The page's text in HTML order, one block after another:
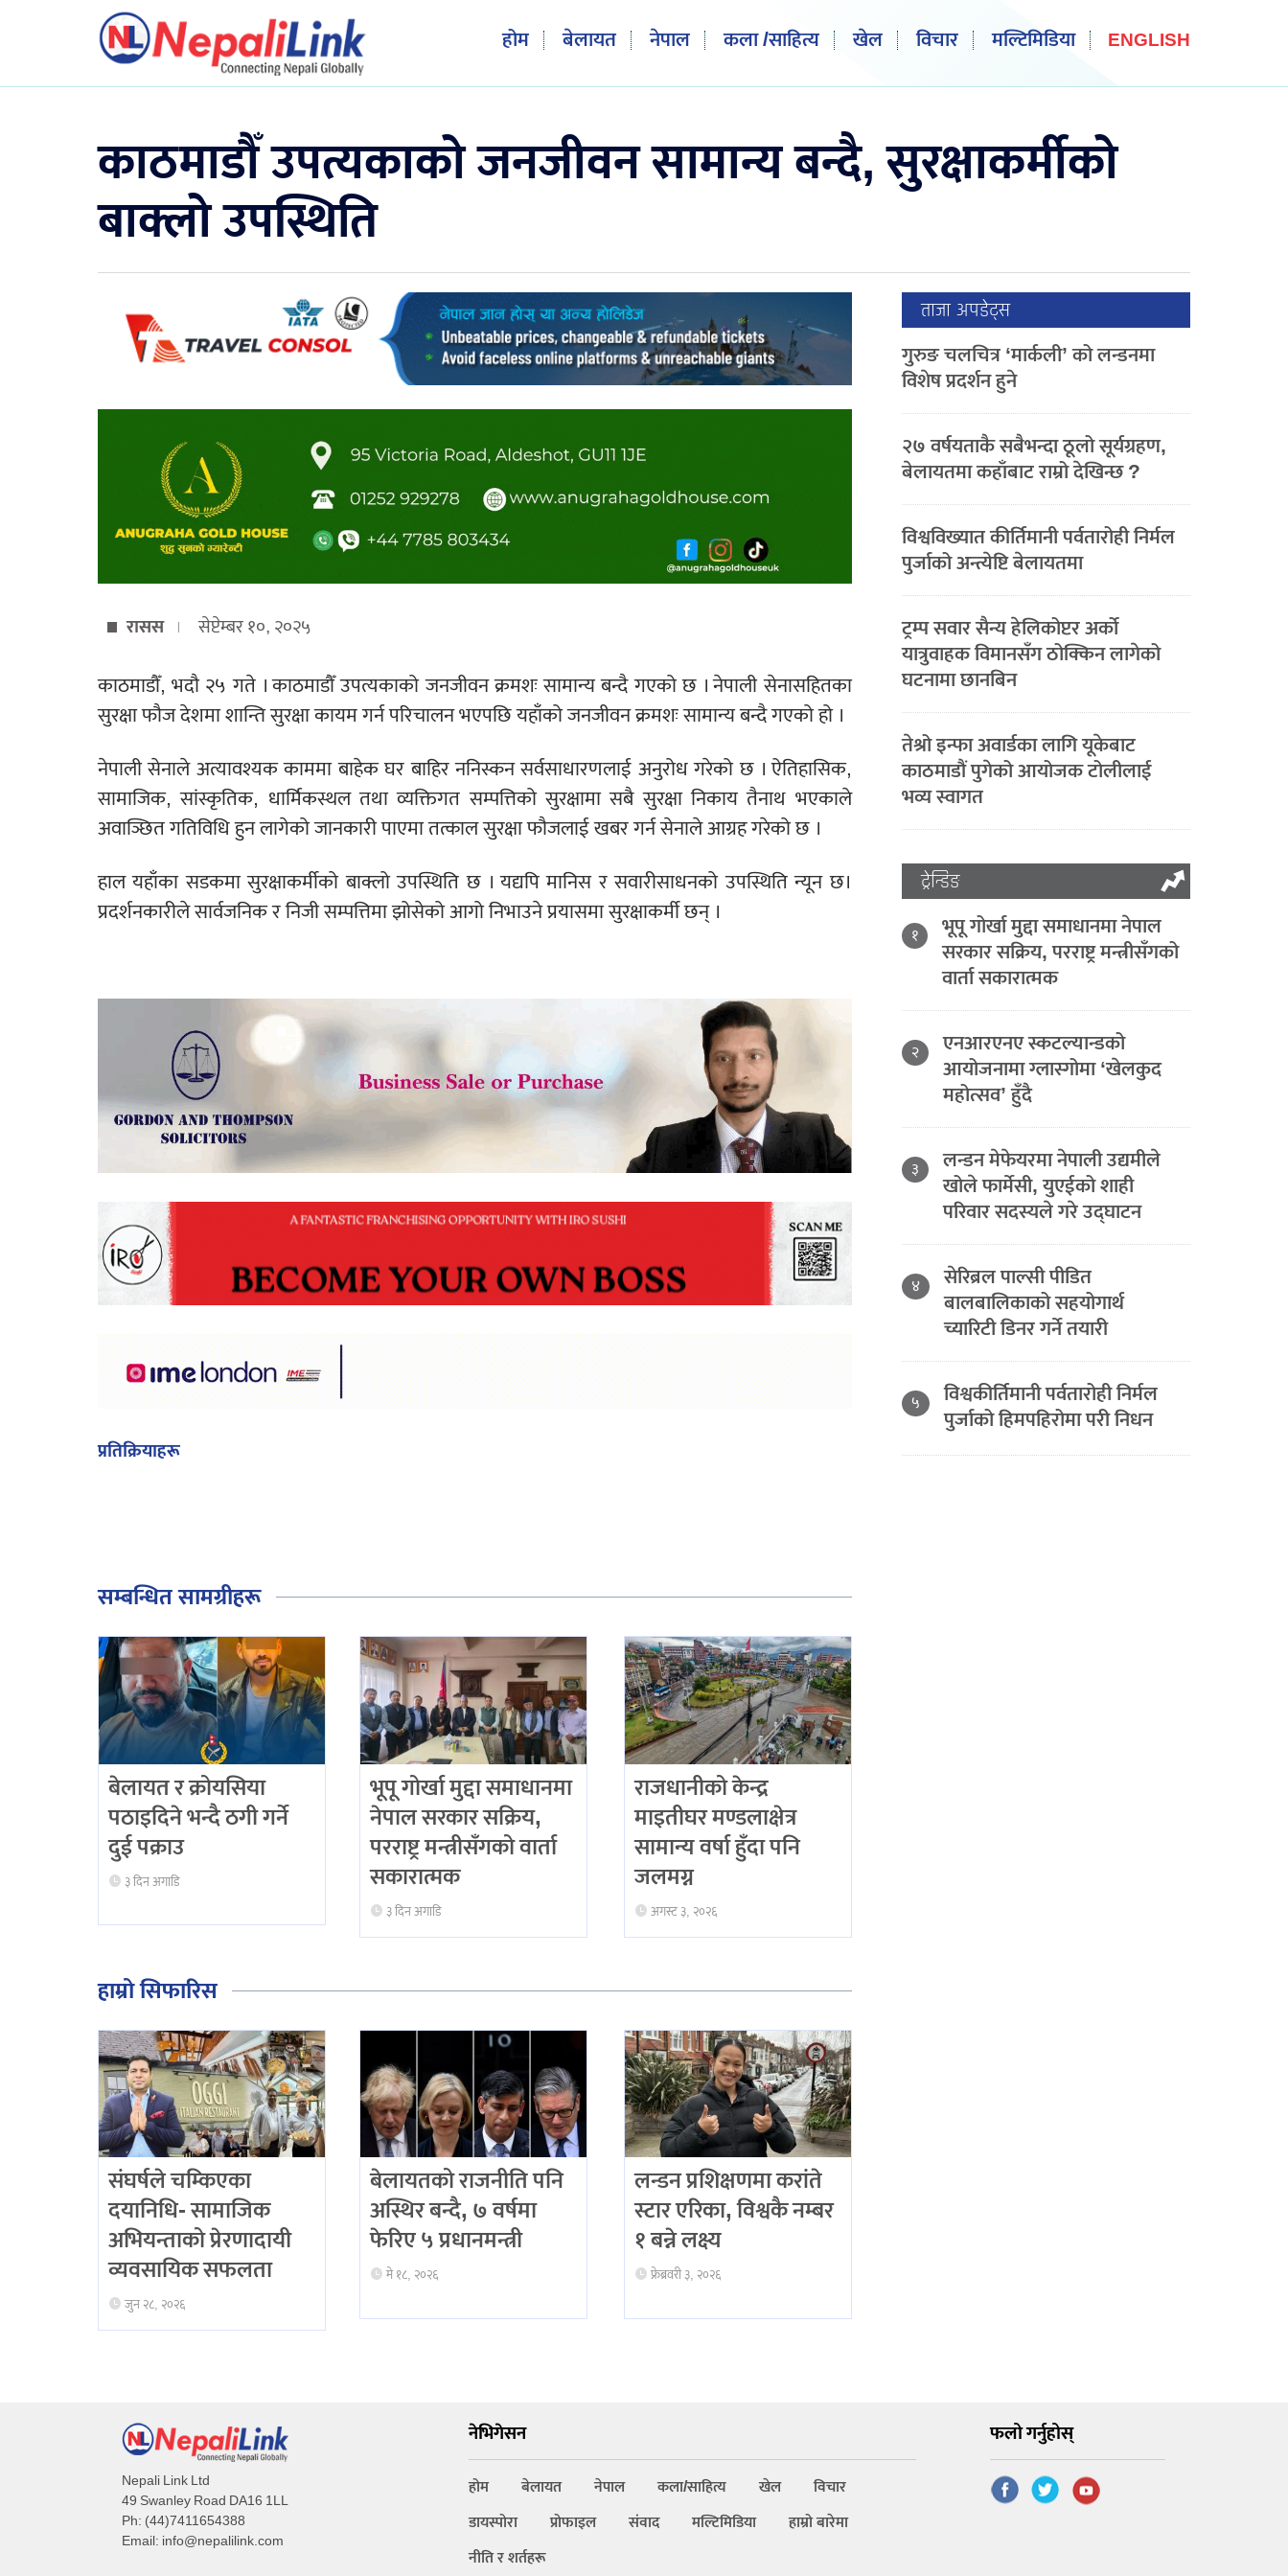
होम बेलायत नेपाल कला /साहित्य खेल विचार मल्टिमिडिया ENGLISH
काठमाडौँ उपत्यकाको जनजीवन सामान्य बन्दै, सुरक्षाकर्मीको
बाक्लो उपस्थिति
रासस सेप्टेम्बर १०, २०२५
काठमाडौँ, भदौ २५ गते । काठमाडौँ उपत्यकाको जनजीवन क्रमशः सामान्य बन्दै गएको छ । नेपाली सेनासहितका
सुरक्षा फौज देशमा शान्ति सुरक्षा कायम गर्न परिचालन भएपछि यहाँको जनजीवन क्रमशः सामान्य बन्दै गएको हो ।
नेपाली सेनाले अत्यावश्यक काममा बाहेक घर बाहिर ननिस्कन सर्वसाधारणलाई अनुरोध गरेको छ । ऐतिहासिक,
सामाजिक, सांस्कृतिक, धार्मिकस्थल तथा व्यक्तिगत सम्पत्तिको सुरक्षामा सबै सुरक्षा निकाय तैनाथ भएकाले
अवाञ्छित गतिविधि हुन लागेको जानकारी पाएमा तत्काल सुरक्षा फौजलाई खबर गर्न सेनाले आग्रह गरेको छ ।
हाल यहाँका सडकमा सुरक्षाकर्मीको बाक्लो उपस्थिति छ । यद्यपि मानिस र सवारीसाधनको उपस्थिति न्यून छ।
प्रदर्शनकारीले सार्वजनिक र निजी सम्पत्तिमा झोसेको आगो निभाउने प्रयासमा सुरक्षाकर्मी छन् ।
प्रतिक्रियाहरू
सम्बन्धित सामग्रीहरू
बेलायत र क्रोयसिया
पठाइदिने भन्दै ठगी गर्ने
दुई पक्राउ
३ दिन अगाडि
भूपू गोर्खा मुद्दा समाधानमा
नेपाल सरकार सक्रिय,
परराष्ट्र मन्त्रीसँगको वार्ता
सकारात्मक
३ दिन अगाडि
राजधानीको केन्द्र
माइतीघर मण्डलाक्षेत्र
सामान्य वर्षा हुँदा पनि
जलमग्न
अगस्ट ३, २०२६
हाम्रो सिफारिस
संघर्षले चम्किएका
दयानिधि- सामाजिक
अभियन्ताको प्रेरणादायी
व्यवसायिक सफलता
जुन २८, २०२६
बेलायतको राजनीति पनि
अस्थिर बन्दै, ७ वर्षमा
फेरिए ५ प्रधानमन्त्री
मे १८, २०२६
लन्डन प्रशिक्षणमा करांते
स्टार एरिका, विश्वकै नम्बर
१ बन्ने लक्ष्य
फ्रेब्रवरी ३, २०२६
ताजा अपडेट्स
गुरुङ चलचित्र ‘मार्कली’ को लन्डनमा
विशेष प्रदर्शन हुने
२७ वर्षयताकै सबैभन्दा ठूलो सूर्यग्रहण,
बेलायतमा कहाँबाट राम्रो देखिन्छ ?
विश्वविख्यात कीर्तिमानी पर्वतारोही निर्मल
पुर्जाको अन्त्येष्टि बेलायतमा
ट्रम्प सवार सैन्य हेलिकोप्टर अर्को
यात्रुवाहक विमानसँग ठोक्किन लागेको
घटनामा छानबिन
तेश्रो इन्फा अवार्डका लागि यूकेबाट
काठमाडौं पुगेको आयोजक टोलीलाई
भव्य स्वागत
ट्रेन्डिङ
१ भूपू गोर्खा मुद्दा समाधानमा नेपाल
सरकार सक्रिय, परराष्ट्र मन्त्रीसँगको
वार्ता सकारात्मक
२ एनआरएनए स्कटल्यान्डको
आयोजनामा ग्लास्गोमा ‘खेलकुद
महोत्सव’ हुँदै
३ लन्डन मेफेयरमा नेपाली उद्यमीले
खोले फार्मेसी, युएईको शाही
परिवार सदस्यले गरे उद्घाटन
४ सेरिब्रल पाल्सी पीडित
बालबालिकाको सहयोगार्थ
च्यारिटी डिनर गर्ने तयारी
५ विश्वकीर्तिमानी पर्वतारोही निर्मल
पुर्जाको हिमपहिरोमा परी निधन
Nepali Link Ltd
49 Swanley Road DA16 1LL
Ph: (44)7411654388
Email: info@nepalilink.com
नेभिगेसन
होम बेलायत नेपाल कला/साहित्य खेल
विचार
डायस्पोरा
प्रोफाइल संवाद मल्टिमिडिया
हाम्रो बारेमा
नीति र शर्तहरू
फलो गर्नुहोस्